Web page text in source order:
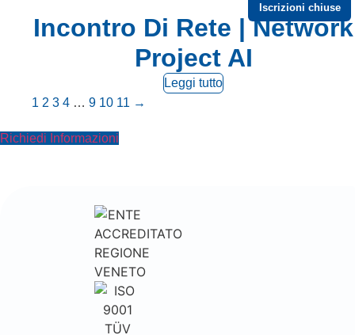
Iscrizioni chiuse
Incontro Di Rete | Network
Project AI
Leggi tutto
1 2 3 4 … 9 10 11 →
Richiedi Informazioni